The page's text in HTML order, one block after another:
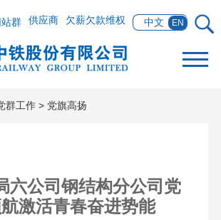
中文 EN
欠薪欠款维权
供应商
群
群工作> 党旗高扬
六公司钢结构分公司党
激活青春奋进势能